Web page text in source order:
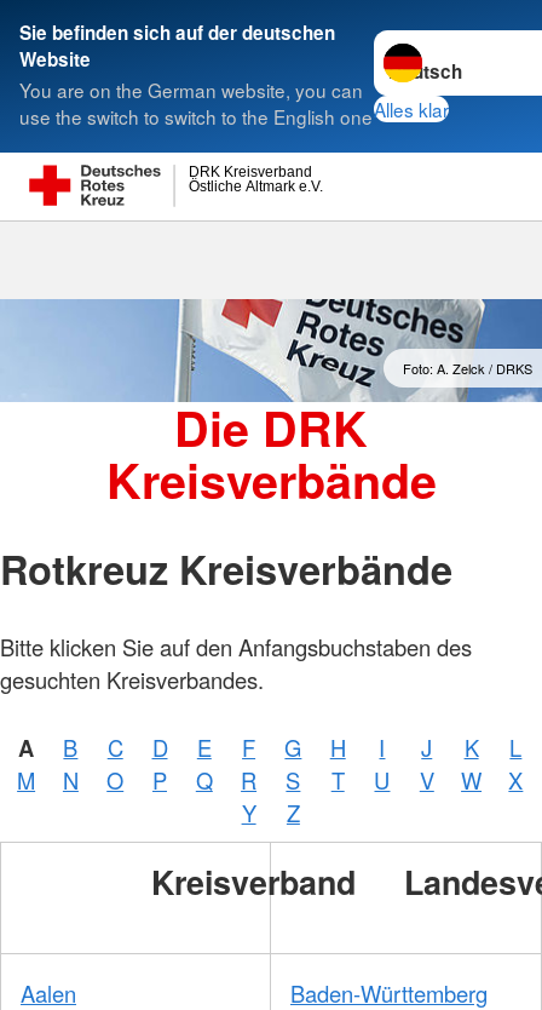
Sie befinden sich auf der deutschen
Website
You are on the German website, you can
use the switch to switch to the English one
Sprache wechseln
Alles klar
Östliche Altmark e.V.
DRK Kreisverband
Suche
Kreisverbände
Foto: A. Zelck / DRKS
Die DRK
Kreisverbände
Rotkreuz Kreisverbände
Bitte klicken Sie auf den Anfangsbuchstaben des
gesuchten Kreisverbandes.
A B C D E F G H I J K
L
M
N O P Q R S T U V W
X
Y
Z
Kreisverband
Aalen Baden-Württemberg